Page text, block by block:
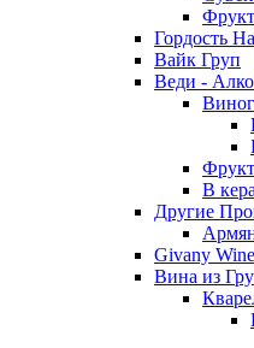
Гордость
Вайк Груп
Веди -
В
Другие
Givany Wine
Вина из